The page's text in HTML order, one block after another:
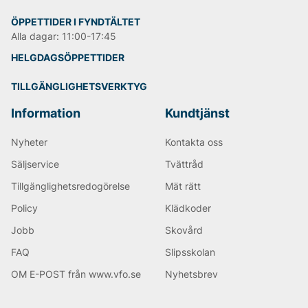
vardagsbyxa som bara blir skönare med tiden.
Andra populära varumärken:
Tiger of Sweden
Björn Borg
Replay
ÖPPETTIDER I FYNDTÄLTET
Alla dagar: 11:00-17:45
HELGDAGSÖPPETTIDER
TILLGÄNGLIGHETSVERKTYG
Information
Nyheter
Säljservice
Tillgänglighetsredogörelse
Policy
Jobb
FAQ
OM E-POST från www.vfo.se
Kundtjänst
Kontakta oss
Tvättråd
Mät rätt
Klädkoder
Skovård
Slipsskolan
Nyhetsbrev